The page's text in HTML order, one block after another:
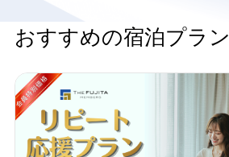
おすすめの宿泊プラン